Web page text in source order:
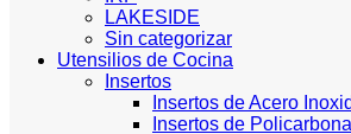
LAKESIDE
Sin categorizar
Utensilios de Cocina
Insertos
Insertos de Acero
Insertos de